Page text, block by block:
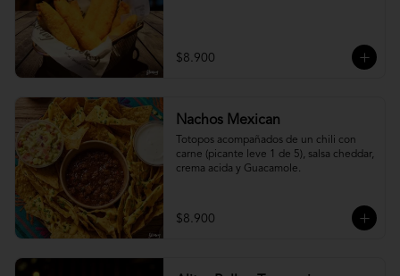
$8.900
Nachos Mexican
Totopos acompañados de un chili con
carne (picante leve 1 de 5), salsa cheddar,
crema acida y Guacamole.
$8.900